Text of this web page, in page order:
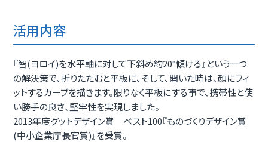
活用内容
『智(ヨロイ)を水平軸に対して下斜め約20°傾ける』という一つ
の解決策で、折りたたむと平板に、そして、開いた時は、顔にフィ
ットするカーブを描きます。限りなく平板にする事で、携帯性と使
い勝手の良さ、堅牢性を実現しました。
2013年度グットデザイン賞 ベスト100『ものづくりデザイン賞
(中小企業庁長官賞)』を受賞。